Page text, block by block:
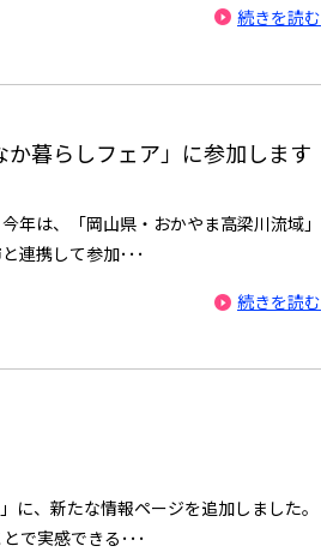
続きを読む
か暮らしフェア」に参加します
年は、「岡山県・おかやま高梁川流域」
連携して参加･･･
続きを読む
、新たな情報ページを追加しました。
で実感できる･･･